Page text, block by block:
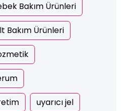
Bakım Ürünleri
Bakım Ürünleri
uyarıcı jel